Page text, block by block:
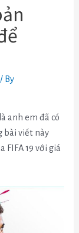
/ By
anh em đã có
bài viết này
FIFA 19 với giá